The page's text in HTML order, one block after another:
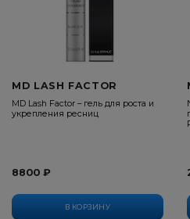
В КОРЗИНУ
MD LASH FACTOR
MD Lash Factor – гель для роста и
укрепления ресниц
8800 ₽